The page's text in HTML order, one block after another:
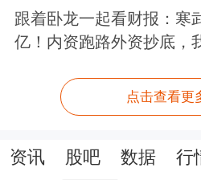
32%，创2000年以
跟着卧龙一起看财报：寒
亿！内资跑路外资抄底，
点击查看更
资讯 股吧 数据 行